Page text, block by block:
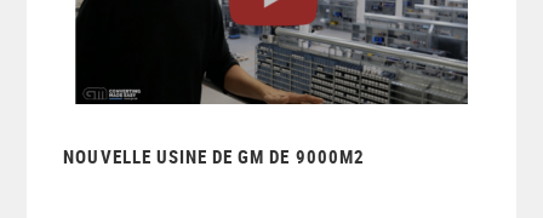
NOUVELLE USINE DE GM DE 9000M2